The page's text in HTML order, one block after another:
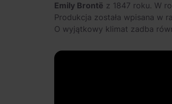
Emily Brontë z 1847 roku. W
Produkcja została wpisana w
O wyjątkowy klimat zadba